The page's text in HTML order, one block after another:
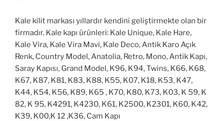
Kale kilit markası yıllardır kendini geliştirmekte olan bir
firmadır. Kale kapı ürünleri: Kale Unique, Kale Hare,
Kale Vira, Kale Vira Mavi, Kale Deco, Antik Karo Açık
Renk, Country Model, Anatolia, Retro, Mono, Antik Kapı,
Saray Kapısı, Grand Model, K96, K94, Twins, K66, K68,
K67, K87, K81, K83, K88, K55, K07, K18, K53, K47,
K44, K54, K56, K89, K65 , K70, K80, K73, K03, K 59, K
82, K 95, K4291, K4230, K61, K2500, K2301, K60, K42,
K39, K00,K 12 ,K36, Cam Kapı